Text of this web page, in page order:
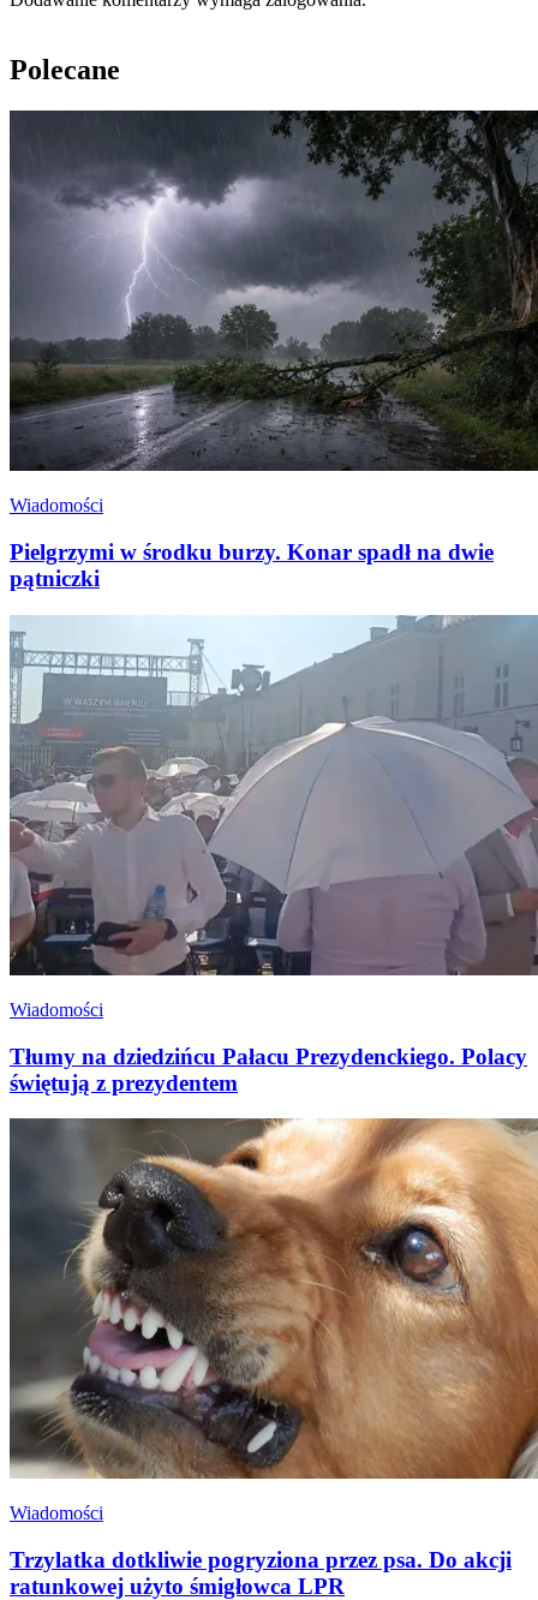
Polecane
Wiadomości
Pielgrzymi w środku burzy. Konar spadł na dwie
pątniczki
Wiadomości
Tłumy na dziedzińcu Pałacu Prezydenckiego. Polacy
świętują z prezydentem
Wiadomości
Trzylatka dotkliwie pogryziona przez psa. Do akcji
ratunkowej użyto śmigłowca LPR